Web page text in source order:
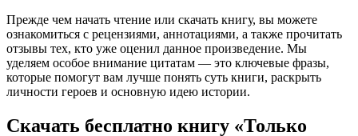
Прежде чем начать чтение или скачать книгу, вы можете
ознакомиться с рецензиями, аннотациями, а также прочитать
отзывы тех, кто уже оценил данное произведение. Мы
уделяем особое внимание цитатам — это ключевые фразы,
которые помогут вам лучше понять суть книги, раскрыть
личности героев и основную идею истории.
Скачать бесплатно книгу «Только